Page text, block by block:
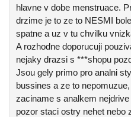
hlavne v dobe menstruace.
drzime je to ze to NESMI
spatne a uz v tu chvilku
A rozhodne doporucuji
nejaky drazsi s ***shopu
Jsou gely primo pro analni
bussines a ze to
zaciname s analkem
pozor staci ostry nehet nebo